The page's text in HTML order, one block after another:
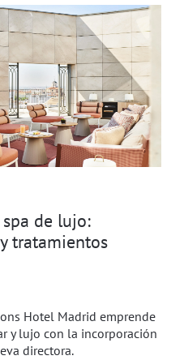
de lujo:
tratamientos
Hotel Madrid emprende
y lujo con la incorporación
directora.